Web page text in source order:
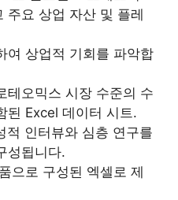
주요 상업 자산 및 플레
여 상업적 기회를 파악합
테오믹스 시장 수준의 수
된 Excel 데이터 시트.
적 인터뷰와 심층 연구를
성됩니다.
으로 구성된 엑셀로 제